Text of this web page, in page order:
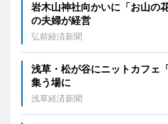
岩木山神社向かいに「お山の
の夫婦が経営
弘前経済新聞
浅草・松が谷にニットカフ
集う場に
浅草経済新聞